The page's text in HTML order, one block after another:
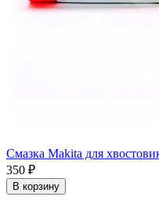
Смазка Makita для
350 ₽
В корзину